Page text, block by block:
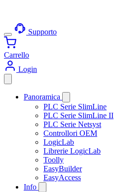
Supporto
Carrello
Login
Panoramica
PLC Serie SlimLine
PLC Serie SlimLine II
PLC Serie Netsyst
Controllori OEM
LogicLab
Librerie LogicLab
Toolly
EasyBuilder
EasyAccess
Info